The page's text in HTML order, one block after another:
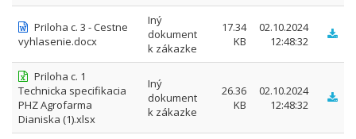
Priloha c. 3 - Cestne
vyhlasenie.docx
Iný
dokument
k zákazke
17.34
KB
02.10.2024
12:48:32
Priloha c. 1
Technicka specifikacia
PHZ Agrofarma
Dianiska (1).xlsx
Iný
dokument
k zákazke
26.36
KB
02.10.2024
12:48:32